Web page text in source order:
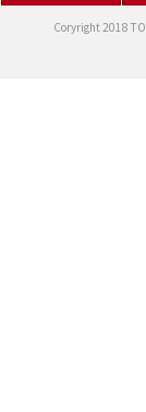
Coryright 2018